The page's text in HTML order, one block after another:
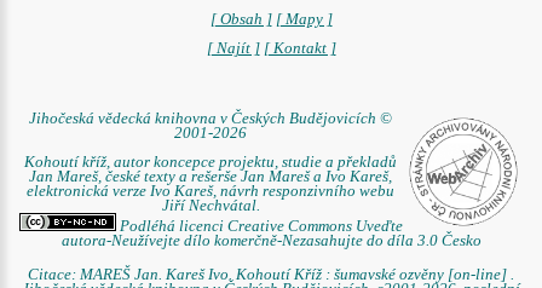
[ Obsah ] [ Mapy ]
[ Najít ] [ Kontakt ]
Jihočeská vědecká knihovna v Českých Budějovicích ©
2001-2026
Kohoutí kříž, autor koncepce projektu, studie a překladů
Jan Mareš, české texty a rešerše Jan Mareš a Ivo Kareš,
elektronická verze Ivo Kareš, návrh responzivního webu
Jiří Nechvátal.
Podléhá licenci Creative Commons Uveďte
autora-Neužívejte dílo komerčně-Nezasahujte do díla 3.0 Česko
Citace: MAREŠ Jan. Kareš Ivo. Kohoutí Kříž : šumavské ozvěny [on-line] .